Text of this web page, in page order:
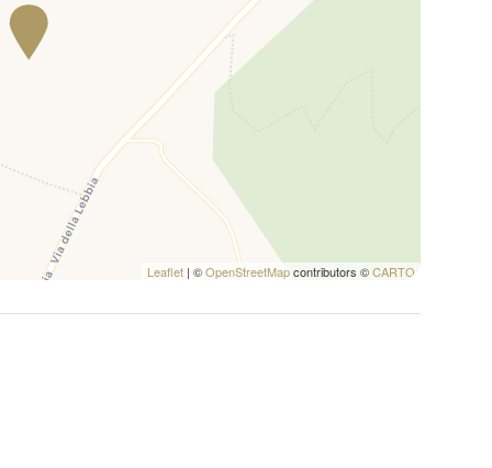
Monti Sibillini e il Parco del Sole), le dolci colline, i vari
una visita il castello di Lisciano, costruito
il paese.
facilmente in meno di un'ora le bellezze toscane e
Perugia e Assisi.
(44 km), Arezzo (50 km), Gubbio (51 km), Assisi (68
e si riferiscono in linea d'aria dalla proprietà.
Leaflet | ©OpenStreetMapcontributors ©CARTO